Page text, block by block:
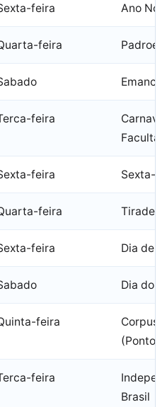
feira Ano
feira
feira
feira Sexta-
feira
feira Dia de
Dia do
feira
Corpus
(Ponto
feira
Brasil